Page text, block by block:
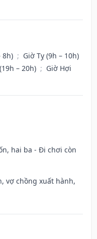
8h) ; Giờ Tỵ (9h – 10h)
– 20h) ; Giờ Hợi
hai ba - Đi chơi còn
vợ chồng xuất hành,